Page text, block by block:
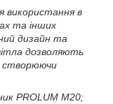
використання в
та інших
дизайн та
дозволяють
створюючи
PROLUM M20;